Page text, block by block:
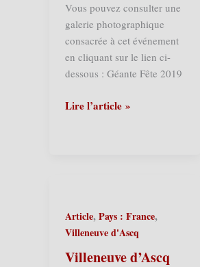
Vous pouvez consulter une
galerie photographique
consacrée à cet événement
en cliquant sur le lien ci-
dessous : Géante Fête 2019
Villeneuve
Air
–
La
Lire l’article »
Article,Pays : France,
Villeneuve d'Ascq
Villeneuve d’Ascq